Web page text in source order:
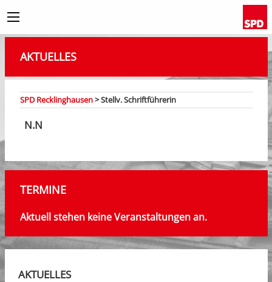
AKTUELLES
SPD Recklinghausen>Stellv. Schriftführerin
N.N
TERMINE
Aktuell stehen keine Veranstaltungen an.
AKTUELLES